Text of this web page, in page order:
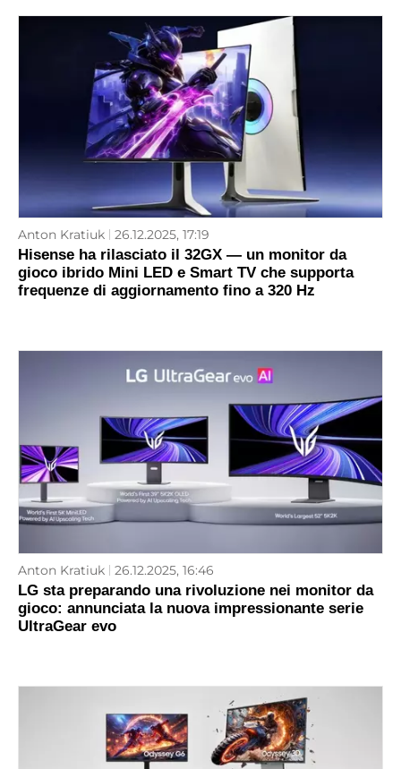
Anton Kratiuk 26.12.2025, 17:19
Hisense ha rilasciato il 32GX — un monitor da
gioco ibrido Mini LED e Smart TV che supporta
frequenze di aggiornamento fino a 320 Hz
Anton Kratiuk 26.12.2025, 16:46
LG sta preparando una rivoluzione nei monitor da
gioco: annunciata la nuova impressionante serie
UltraGear evo